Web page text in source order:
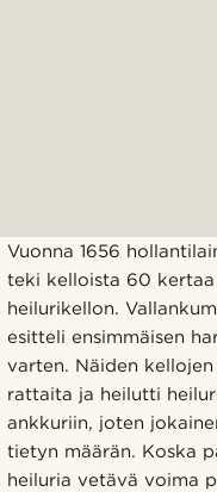
Vuonna 1656
teki kelloista 60
heilurikellon.
esitteli ensimmäisen
varten. Näiden
rattaita ja heilutti
ankkuriin, joten
tietyn määrän. Koska
heiluria vetävä voima